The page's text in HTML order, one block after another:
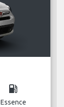
local_gas_station
Essence